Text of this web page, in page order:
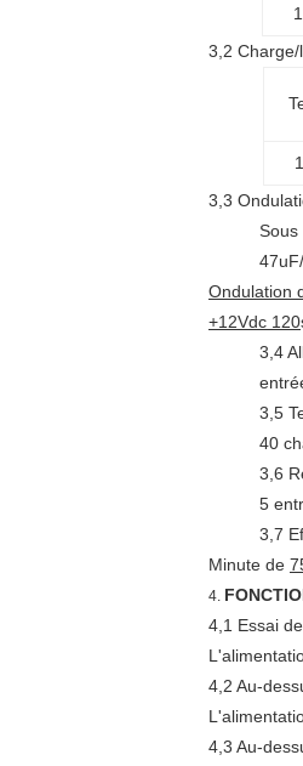
3,2
3,3
Sous
Ondulation
+12Vdc 120
3,4
3,5
40
3,6
5
3,7
Minute de
4.
4,1 Essai
4,2 Au-
4,3 Au-